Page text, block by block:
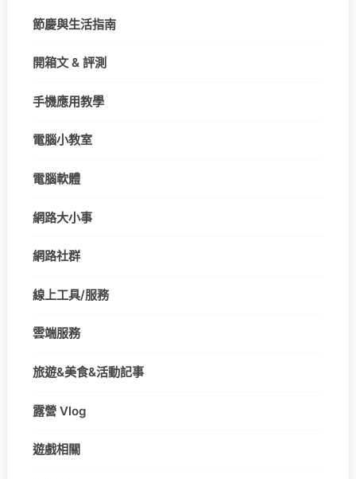
節慶與生活指南
開箱文 & 評測
手機應用教學
電腦小教室
電腦軟體
網路大小事
網路社群
線上工具/服務
雲端服務
旅遊&美食&活動記事
露營 Vlog
遊戲相關